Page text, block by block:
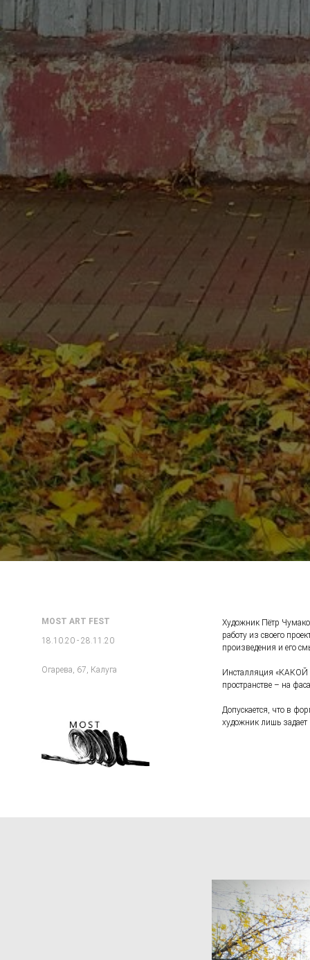
Художник Пëтр
работу из своего
произведения и его
Инсталляция «КАКОЙ
пространстве – на
Допускается, что в
художник лишь задает
MOST ART FEST
18.10.20 - 28.11.20
Огарева, 67, Калуга